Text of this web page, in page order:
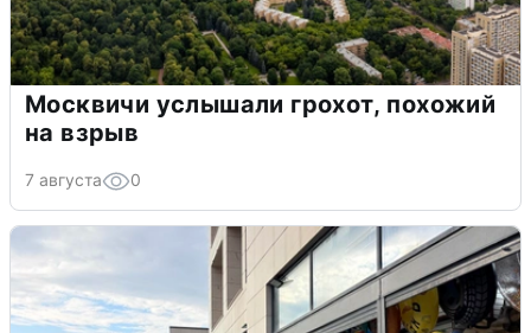
Москвичи услышали грохот, похожий
на взрыв
7 августа 0